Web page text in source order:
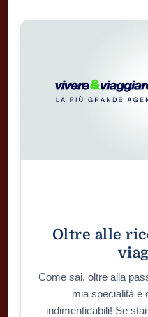
Oltre alle
Come sai, oltre alla
mia specialità è
indimenticabili! Se